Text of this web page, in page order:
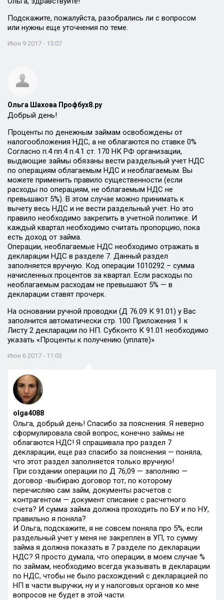
Подскажите, пожалуйста, разобрались ли с вопросом
или нужны еще уточнения по теме.
Июн 9 2017 - 15:07
Ольга Шахова Профбух8.ру
Добрый день!
Проценты по денежным займам освобождены от
налогообложения НДС, а не облагаются по ставке 0%
Согласно п.4 пп.4 п.4.1 ст. 170 НК РФ организации,
выдающие займы обязаны вести раздельный учет НДС
по операциям облагаемым НДС и необлагаемым. Вы
можете применить правило существенности (если
расходы по операциям, не облагаемым НДС не
превышают 5%). В этом случае можно принимать к
вычету весь НДС и не вести раздельный учет. Но это
правило необходимо закрепить в учетной политике. И
каждый квартал необходимо считать пропорцию, пока
есть доход от займа.
Операции, необлагаемые НДС необходимо отражать в
декларации НДС в разделе 7. Данный раздел
заполняется вручную. Код операции 1010292 – сумма
начисленных процентов за квартал. Если расходы по
необлагаемым расходам не превышают 5% — в
декларации ставят прочерк.
На основании ручной проводки (Д 76.09 К 91.01) у Вас
заполнится автоматически стр. 100 Приложения 1 к
Листу 2 декларации по НП. Субконто К 91.01 необходимо
указать «Проценты к получению (уплате)»
Июн 6 2017 - 11:03
olga4088
Ольга, добрый день! Спасибо за пояснения. Я неверно
сформулировала свой вопрос, конечно займы не
облагаются НДС! Я спрашивала про раздел 7
декларации, еще раз спасибо за пояснения — поняла,
что этот раздел заполняется только вручную!
При создании операции по Д 76,09 — заполняю —
договор -выбираю договор тот, по которому
перечисляю сам займ, документы расчетов с
контрагентом — документ списание с расчетного
счета? И сумма займа должна проходить по БУ и по НУ,
правильно я поняла?
И Ольга, подскажите, я не совсем поняла про 5%, если
раздельный учет у меня не закреплен в УП, то сумму
займа я должна показать в 7 разделе по декларации
НДС? Я просто думала, что операции, в моем случае %
по займам, необходимо всегда указывать в декларации
по НДС, чтобы не было расхождений с декларацией по
НП в части выручки, ну и у налоговых органов ко мне
вопросов не будет в этой части.